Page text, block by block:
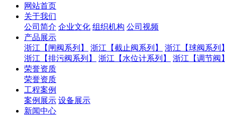
网站首页
关于我们
公司简介 企业文化 组织机构 公司视频
产品展示
浙江【闸阀系列】
浙江【截止阀系列】
浙江【球阀系列
浙江【排污阀系列】
浙江【水位计系列】
浙江【调节阀
荣誉资质
荣誉资质
工程案例
案例展示 设备展示
新闻中心